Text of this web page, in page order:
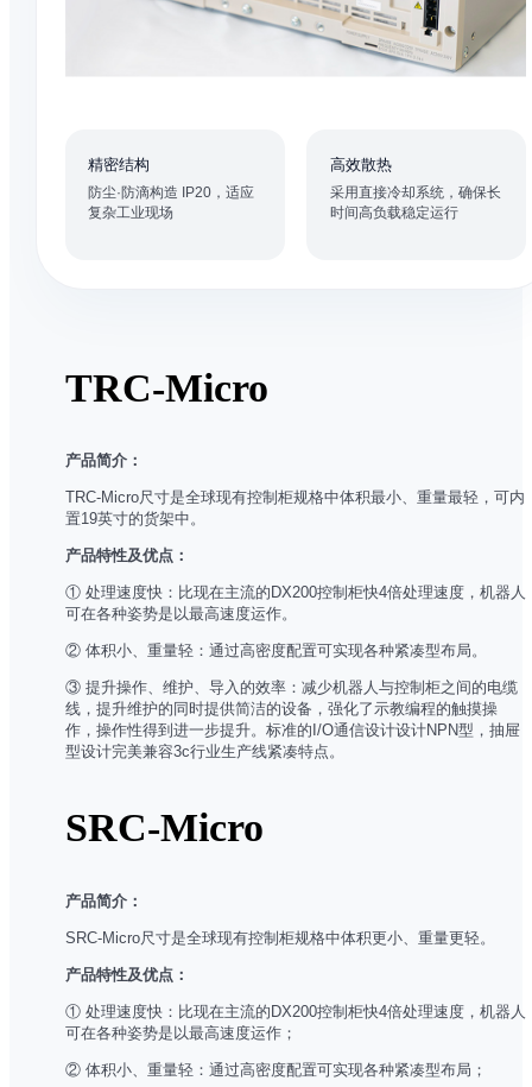
TRC-Micro
产品简介：
TRC-Micro尺寸是全球现有控制柜规格中体积最小、重量最轻，可内
置19英寸的货架中。
产品特性及优点：
① 处理速度快：比现在主流的DX200控制柜快4倍处理速度，机器人
可在各种姿势是以最高速度运作。
② 体积小、重量轻：通过高密度配置可实现各种紧凑型布局。
③ 提升操作、维护、导入的效率：减少机器人与控制柜之间的电缆
线，提升维护的同时提供简洁的设备，强化了示教编程的触摸操
作，操作性得到进一步提升。标准的I/O通信设计设计NPN型，抽屉
型设计完美兼容3c行业生产线紧凑特点。
SRC-Micro
产品简介：
SRC-Micro尺寸是全球现有控制柜规格中体积更小、重量更轻。
产品特性及优点：
① 处理速度快：比现在主流的DX200控制柜快4倍处理速度，机器人
可在各种姿势是以最高速度运作；
② 体积小、重量轻：通过高密度配置可实现各种紧凑型布局；
精密结构
防尘·防滴构造 IP20，适应
复杂工业现场
高效散热
采用直接冷却系统，确保长
时间高负载稳定运行